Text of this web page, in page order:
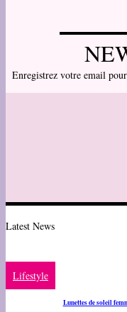
Enregistrez votre email
Latest News
Lifestyle
Lunettes de soleil